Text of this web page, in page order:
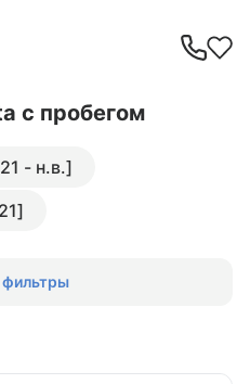
с пробегом
- н.в.]
фильтры